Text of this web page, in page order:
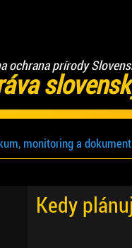
ochrana prírody
monitoring a
Kedy